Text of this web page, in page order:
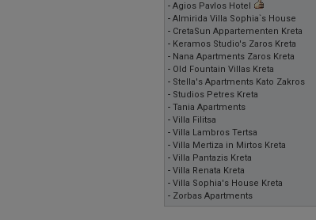
- Agios Pavlos Hotel
- Almirida Villa Sophia`s House
- CretaSun Appartementen Kreta
- Keramos Studio's Zaros Kreta
- Nana Apartments Zaros Kreta
- Old Fountain Villas Kreta
- Stella's Apartments Kato Zakros
- Studios Petres Kreta
- Tania Apartments
- Villa Filitsa
- Villa Lambros Tertsa
- Villa Mertiza in Mirtos Kreta
- Villa Pantazis Kreta
- Villa Renata Kreta
- Villa Sophia's House Kreta
- Zorbas Apartments